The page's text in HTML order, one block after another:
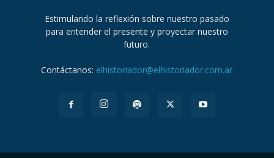
Estimulando la reflexión sobre nuestro pasado
para entender el presente y proyectar nuestro
futuro.
Contáctanos: elhistoriador@elhistoriador.com.ar